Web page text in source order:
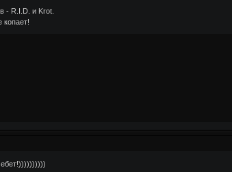
- R.I.D. и Krot.
копает!
ебет!))))))))))